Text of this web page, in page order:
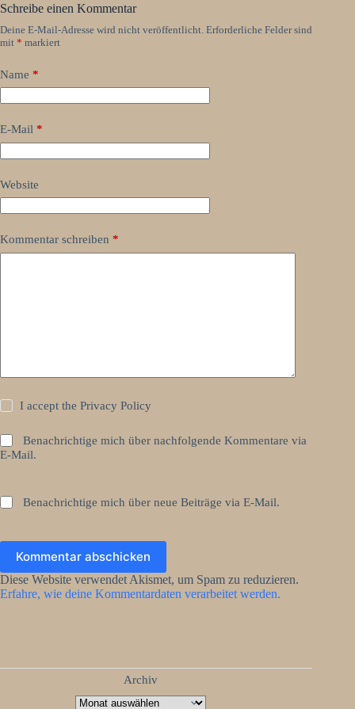
Schreibe einen Kommentar
Deine E-Mail-Adresse wird nicht veröffentlicht. Erforderliche Felder sind
mit * markiert
Name *
E-Mail *
Website
Kommentar schreiben *
I accept thePrivacy Policy
Benachrichtige mich über nachfolgende Kommentare via
E-Mail.
Benachrichtige mich über neue Beiträge via E-Mail.
Kommentar abschicken
Diese Website verwendet Akismet, um Spam zu reduzieren.
Erfahre, wie deine Kommentardaten verarbeitet werden.
Archiv